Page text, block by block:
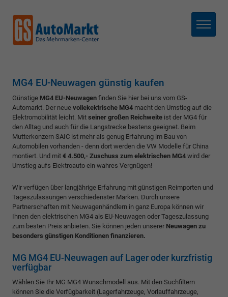
Menü
MG4 EU-Neuwagen günstig kaufen
Günstige MG4 EU-Neuwagen finden Sie hier bei uns vom GS-
Automarkt. Der neue vollekektrische MG4 macht den Umstieg auf die
Elektromobilität leicht. Mit seiner großen Reichweite ist der MG4 für
den Alltag und auch für die Langstrecke bestens geeignet. Beim
Mutterkonzern SAIC ist mehr als genug Erfahrung im Bau von
Automobilen vorhanden - denn dort werden die VW Modelle für China
montiert. Und mit € 4.500,- Zuschuss zum elektrischen MG4 wird der
Umstieg aufs Elektroauto ein wahres Vergnügen!
Wir verfügen über langjährige Erfahrung mit günstigen Reimporten und
Tageszulassungen verschiedenster Marken. Durch unsere
Partnerschaften mit Neuwagenhändlern in ganz Europa können wir
Ihnen den elektrischen MG4 als EU-Neuwagen oder Tageszulassung
zum besten Preis anbieten. Sie können jeden unserer Neuwagen zu
besonders günstigen Konditionen finanzieren.
MG MG4 EU-Neuwagen auf Lager oder kurzfristig
verfügbar
Wählen Sie Ihr MG MG4 Wunschmodell aus. Mit den Suchfiltern
können Sie die Verfügbarkeit (Lagerfahrzeuge, Vorlauffahrzeuge,